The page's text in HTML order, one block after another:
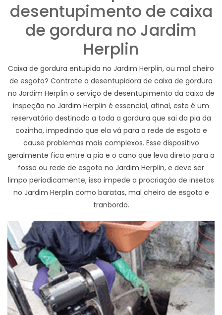
desentupimento de caixa
de gordura no Jardim
Herplin
Caixa de gordura entupida no Jardim Herplin, ou mal cheiro
de esgoto? Contrate a desentupidora de caixa de gordura
no Jardim Herplin o serviço de desentupimento da caixa de
inspeção no Jardim Herplin é essencial, afinal, este é um
reservatório destinado a toda a gordura que sai da pia da
cozinha, impedindo que ela vá para a rede de esgoto e
cause problemas mais complexos. Esse dispositivo
geralmente fica entre a pia e o cano que leva direto para a
fossa ou rede de esgoto no Jardim Herplin, e deve ser
limpo periodicamente, isso impede a procriação de insetos
no Jardim Herplin como baratas, mal cheiro de esgoto e
tranbordo.